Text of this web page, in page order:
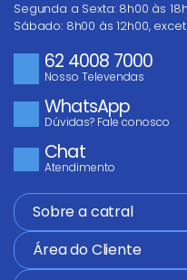
Segunda a Sexta: 8h00 às
Sábado: 8h00 às 12h00,
62 4008 7000
Nosso Televendas
WhatsApp
Dúvidas? Fale conosco
Chat
Atendimento
Sobre a catral
Área do Cliente